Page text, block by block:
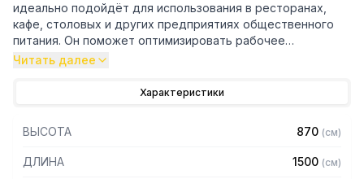
идеально подойдёт для использования в ресторанах,
кафе, столовых и других предприятиях общественного
питания. Он поможет оптимизировать рабочее
пространство и повысить эффективность работы
— Каркас стола: квадратная труба из нержавеющей
стали, 40х40 мм
— Материал столешницы: нержавеющая сталь AISI 430
Читать далее
Характеристики
ВЫСОТА 870 (см)
ДЛИНА 1500 (см)